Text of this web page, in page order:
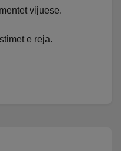
vijuese.
e reja.